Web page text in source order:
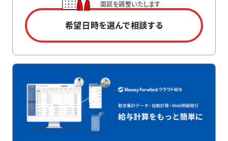
面談を調整いたします
希望日時を選んで相談する